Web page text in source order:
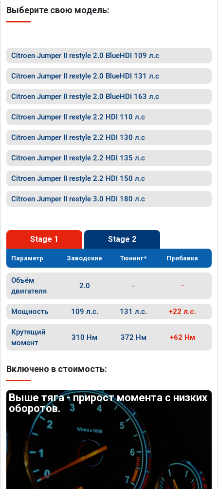
Выберите свою модель:
Citroen Jumper II restyle 2.0 BlueHDI 109 л.с
Citroen Jumper II restyle 2.0 BlueHDI 131 л.с
Citroen Jumper II restyle 2.0 BlueHDI 163 л.с
Citroen Jumper II restyle 2.2 HDI 110 л.с
Citroen Jumper II restyle 2.2 HDI 130 л.с
Citroen Jumper II restyle 2.2 HDI 135 л.с
Citroen Jumper II restyle 2.2 HDI 150 л.с
Citroen Jumper II restyle 3.0 HDI 180 л.с
Stage 1 Stage 2
Параметр Заводские Тюнинг* Прибавка
Объём
двигателя
2.0 - -
Мощность 109 л.с. 131 л.с. +22 л.с.
Крутящий
момент
310 Нм 372 Нм +62 Нм
Включено в стоимость:
Выше тяга - прирост момента с низких
оборотов.